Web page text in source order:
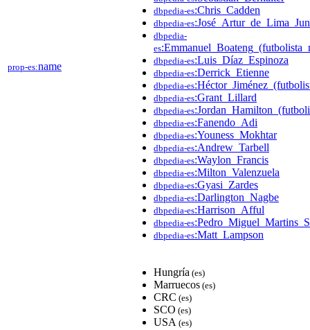
prop-es:name
dbpedia-es:Chris_Cadden
dbpedia-es
dbpedia-
es
dbpedia-es:Luis_Díaz_Espinoza
dbpedia-es:Derrick_Etienne
dbpedia-es
dbpedia-es:Grant_Lillard
dbpedia-es
dbpedia-es:Fanendo_Adi
dbpedia-es:Youness_Mokhtar
dbpedia-es:Andrew_Tarbell
dbpedia-es:Waylon_Francis
dbpedia-es:Milton_Valenzuela
dbpedia-es:Gyasi_Zardes
dbpedia-es:Darlington_Nagbe
dbpedia-es:Harrison_Afful
dbpedia-es
dbpedia-es:Matt_Lampson
Hungría (es)
Marruecos (es)
CRC (es)
SCO (es)
USA (es)